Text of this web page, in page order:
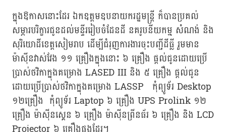
ក្នុងឱកាសនោះដែរ ឯកឧត្តមឧបនាយករដ្ឋមន្ត្រី ក៏បានប្រគល់
សម្ភារបរិក្ខារជូនដល់មន្ទីររៀបចំដែនដី នគរូបនីយកម្ម សំណង់ និង
សុរិយោដីខេត្តសៀមរាប ដើម្បីជំរុញការងារចុះបញ្ជីដីធ្លី រួមមាន
ម៉ាស៊ីនវាស់វែង ១១ គ្រឿងក្នុងនោះ ៦ គ្រឿង ផ្ដល់ជូនដោយប្រើ
ប្រាស់ថវិកាក្នុងគម្រោង LASED III និង ៥ គ្រឿង ផ្ដល់ជូន
ដោយប្រើប្រាស់ថវិកាក្នុងគម្រោង LASSP កុំព្យូទ័រ Desktop
១២គ្រឿង កុំព្យូទ័រ Laptop ៦ គ្រឿង UPS Prolink ១២
គ្រឿង ម៉ាស៊ីនស្គេន ៦ គ្រឿង ម៉ាស៊ីនព្រីនធ័រ ៦ គ្រឿង និង LCD